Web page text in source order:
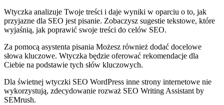
Wtyczka analizuje Twoje treści i daje wyniki w oparciu o to, jak
przyjazne dla SEO jest pisanie. Zobaczysz sugestie tekstowe, które
wyjaśnią, jak poprawić swoje treści do celów SEO.
Za pomocą asystenta pisania Możesz również dodać docelowe
słowa kluczowe. Wtyczka będzie oferować rekomendacje dla
Ciebie na podstawie tych słów kluczowych.
Dla świetnej wtyczki SEO WordPress inne strony internetowe nie
wykorzystują, zdecydowanie rozważ SEO Writing Assistant by
SEMrush.